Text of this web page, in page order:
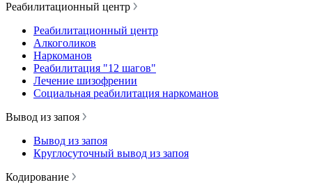
Реабилитационный центр
Реабилитационный центр
Алкоголиков
Наркоманов
Реабилитация "12 шагов"
Лечение шизофрении
Социальная реабилитация наркоманов
Вывод из запоя
Вывод из запоя
Круглосуточный вывод из запоя
Кодирование